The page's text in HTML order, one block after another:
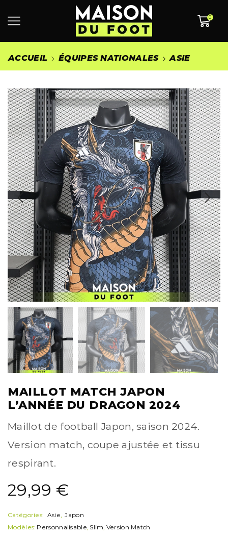
0
ACCUEIL ÉQUIPES NATIONALES ASIE
MAILLOT MATCH JAPON
L’ANNÉE DU DRAGON 2024
Maillot de football Japon, saison 2024.
Version match, coupe ajustée et tissu
respirant.
29,99 €
Catégories: Asie, Japon
Modèles: Personnalisable, Slim, Version Match